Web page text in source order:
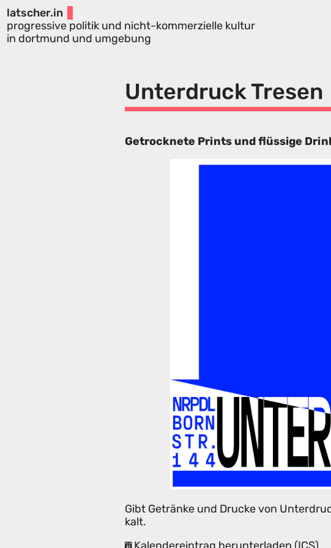
latscher.in
progressive politik und nicht-kommerzielle kultur
in dortmund und umgebung
Unterdruck Tresen
Getrocknete Prints und flüssige
Gibt Getränke und Drucke von
kalt.